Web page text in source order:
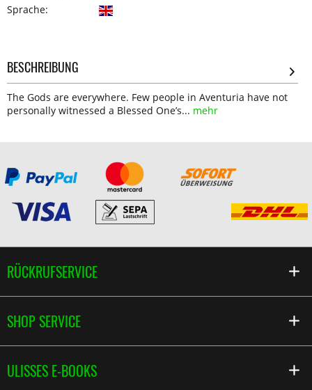
Sprache:
BESCHREIBUNG
The Gods are everywhere. Few people in Aventuria have not
personally witnessed a Blessed One’s... mehr
RÜCKRUFSERVICE
SHOP SERVICE
ULISSES E-BOOKS